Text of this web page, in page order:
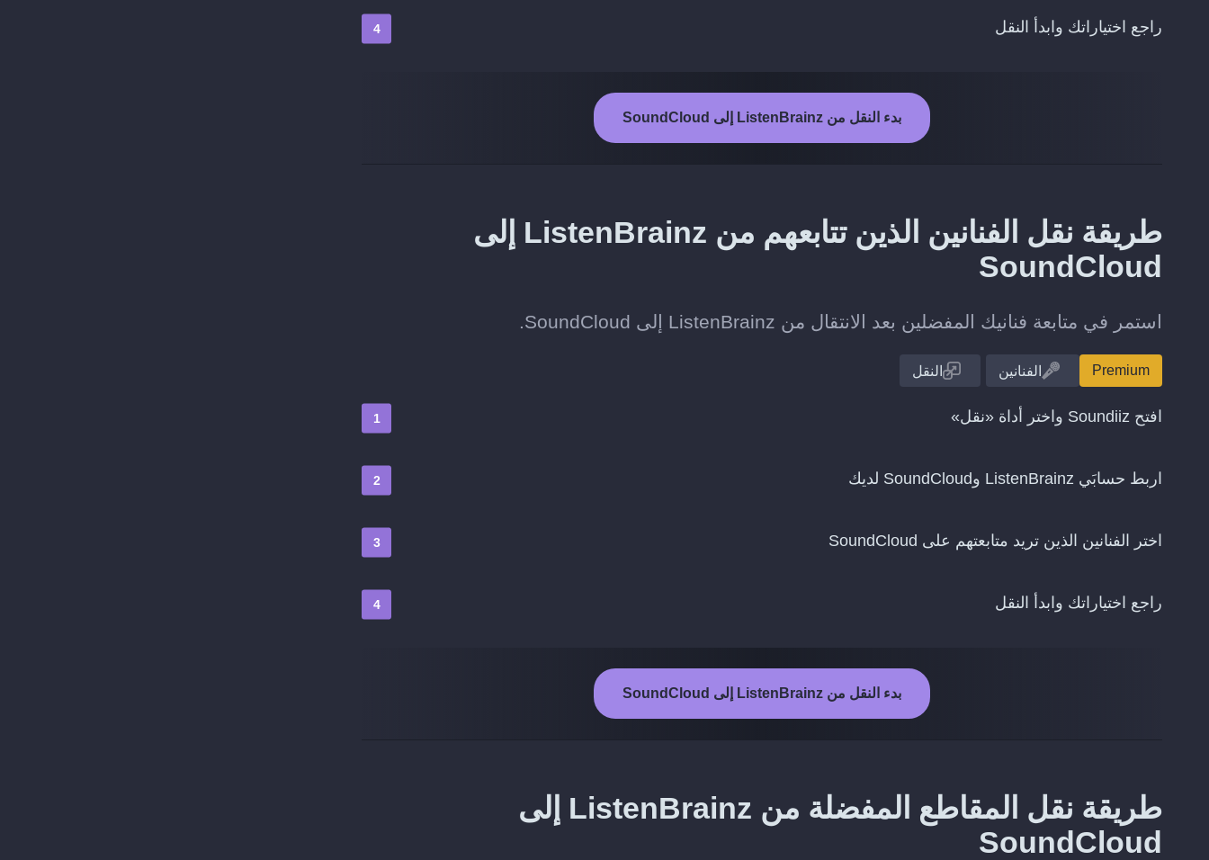
راجع اختياراتك وابدأ النقل
بدء النقل من ListenBrainz إلى SoundCloud
طريقة نقل الفنانين الذين تتابعهم من ListenBrainz إلى
SoundCloud
استمر في متابعة فنانيك المفضلين بعد الانتقال من ListenBrainz إلى SoundCloud.
Premium الفنانين النقل
افتح Soundiiz واختر أداة «نقل»
اربط حسابَي ListenBrainz وSoundCloud لديك
اختر الفنانين الذين تريد متابعتهم على SoundCloud
راجع اختياراتك وابدأ النقل
بدء النقل من ListenBrainz إلى SoundCloud
طريقة نقل المقاطع المفضلة من ListenBrainz إلى
SoundCloud